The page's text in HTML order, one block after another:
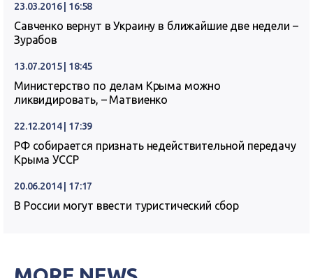
23.03.2016 | 16:58
Савченко вернут в Украину в ближайшие две недели –
Зурабов
13.07.2015 | 18:45
Министерство по делам Крыма можно
ликвидировать, – Матвиенко
22.12.2014 | 17:39
РФ собирается признать недействительной передачу
Крыма УССР
20.06.2014 | 17:17
В России могут ввести туристический сбор